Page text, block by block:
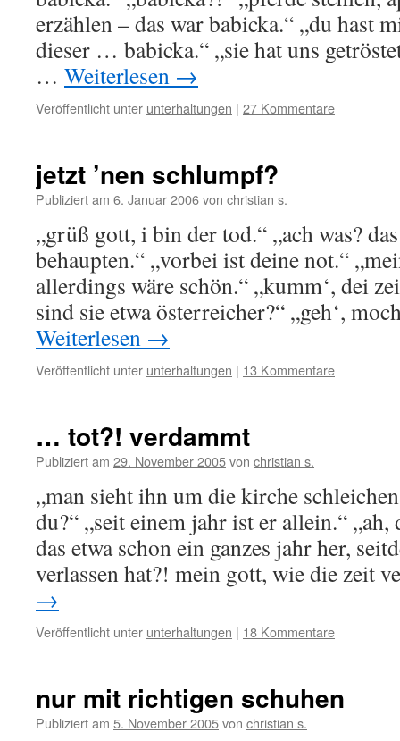
erzählen – das war babicka.“ „du hast
dieser … babicka.“ „sie hat uns
… Weiterlesen →
Veröffentlicht unter unterhaltungen | 27 Kommentare
jetzt ’nen schlumpf?
Publiziert am 6. Januar 2006von christian s.
„grüß gott, i bin der tod.“ „ach was?
behaupten.“ „vorbei ist deine not.“
allerdings wäre schön.“ „kumm‘, dei
sind sie etwa österreicher?“ „geh‘,
Weiterlesen →
Veröffentlicht unter unterhaltungen | 13 Kommentare
… tot?! verdammt
Publiziert am 29. November 2005von christian s.
„man sieht ihn um die kirche
du?“ „seit einem jahr ist er allein.“
das etwa schon ein ganzes jahr her,
verlassen hat?! mein gott, wie die zeit
→
Veröffentlicht unter unterhaltungen | 18 Kommentare
nur mit richtigen schuhen
Publiziert am 5. November 2005von christian s.